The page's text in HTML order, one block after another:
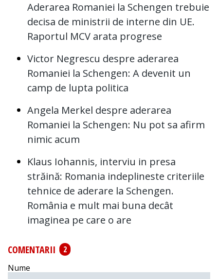
Aderarea Romaniei la Schengen trebuie
decisa de ministrii de interne din UE.
Raportul MCV arata progrese
Victor Negrescu despre aderarea
Romaniei la Schengen: A devenit un
camp de lupta politica
Angela Merkel despre aderarea
Romaniei la Schengen: Nu pot sa afirm
nimic acum
Klaus Iohannis, interviu in presa
străină: Romania indeplineste criteriile
tehnice de aderare la Schengen.
România e mult mai buna decât
imaginea pe care o are
COMENTARII
2
Nume